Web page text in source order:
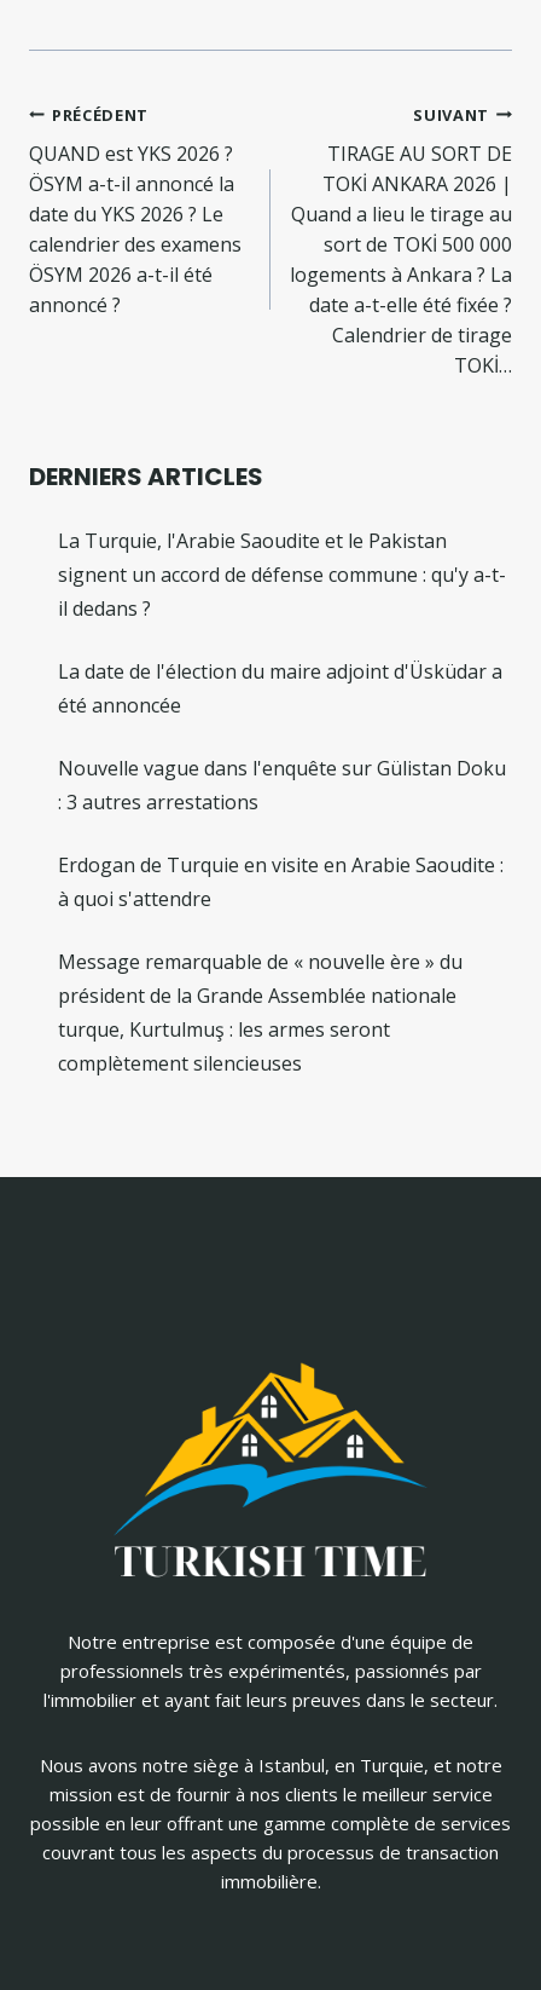
Navigation
de
l’article
PRÉCÉDENT
QUAND est YKS 2026 ?
ÖSYM a-t-il annoncé la
date du YKS 2026 ? Le
calendrier des examens
ÖSYM 2026 a-t-il été
annoncé ?
SUIVANT
TIRAGE AU SORT DE
TOKİ ANKARA 2026 |
Quand a lieu le tirage au
sort de TOKİ 500 000
logements à Ankara ? La
date a-t-elle été fixée ?
Calendrier de tirage
TOKİ…
DERNIERS ARTICLES
La Turquie, l'Arabie Saoudite et le Pakistan
signent un accord de défense commune : qu'y a-t-
il dedans ?
La date de l'élection du maire adjoint d'Üsküdar a
été annoncée
Nouvelle vague dans l'enquête sur Gülistan Doku
: 3 autres arrestations
Erdogan de Turquie en visite en Arabie Saoudite :
à quoi s'attendre
Message remarquable de « nouvelle ère » du
président de la Grande Assemblée nationale
turque, Kurtulmuş : les armes seront
complètement silencieuses
Notre entreprise est composée d'une équipe de
professionnels très expérimentés, passionnés par
l'immobilier et ayant fait leurs preuves dans le secteur.
Nous avons notre siège à Istanbul, en Turquie, et notre
mission est de fournir à nos clients le meilleur service
possible en leur offrant une gamme complète de services
couvrant tous les aspects du processus de transaction
immobilière.